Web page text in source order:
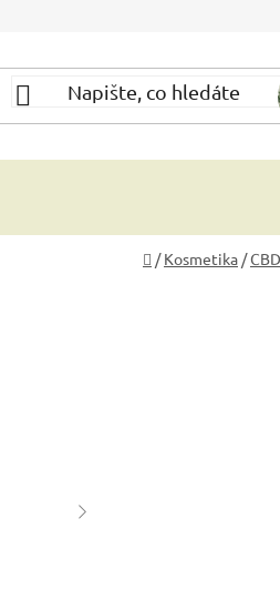
Domů
/ Kosmetika /